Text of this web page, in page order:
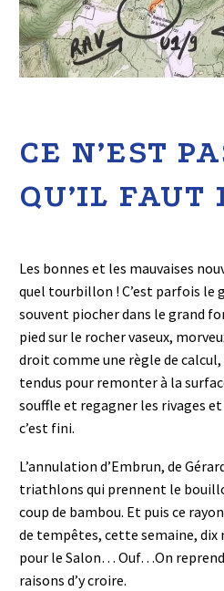
CE N’EST
QU’IL FAUT
Les bonnes et les mauvaises
quel tourbillon ! C’est parfois le
souvent piocher dans le grand
pied sur le rocher vaseux,
droit comme une règle de
tendus pour remonter à la
souffle et regagner les rivages
c’est fini.
L’annulation d’Embrun, de
triathlons qui prennent le
coup de bambou. Et puis ce
de tempêtes, cette semaine, dix
pour le Salon… Ouf…On
raisons d’y croire.